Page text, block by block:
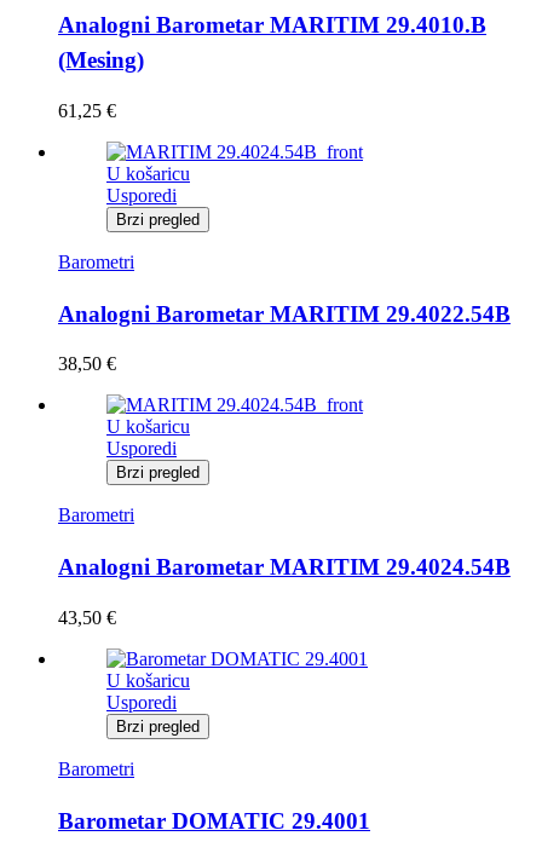
Analogni Barometar MARITIM 29.4010.B
(Mesing)
61,25 €
U košaricu
Usporedi
Brzi pregled
Barometri
Analogni Barometar MARITIM 29.4022.54B
38,50 €
U košaricu
Usporedi
Brzi pregled
Barometri
Analogni Barometar MARITIM 29.4024.54B
43,50 €
U košaricu
Usporedi
Brzi pregled
Barometri
Barometar DOMATIC 29.4001